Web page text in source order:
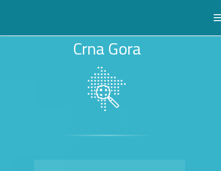
Crna Gora